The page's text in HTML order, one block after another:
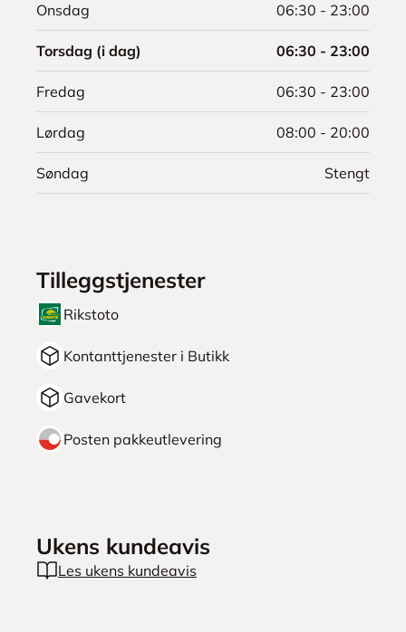
Onsdag 06:30 - 23:00
Torsdag (i dag) 06:30 - 23:00
Fredag 06:30 - 23:00
Lørdag 08:00 - 20:00
Søndag Stengt
Tilleggstjenester
Rikstoto
Kontanttjenester i Butikk
Gavekort
Posten pakkeutlevering
Ukens kundeavis
Les ukens kundeavis